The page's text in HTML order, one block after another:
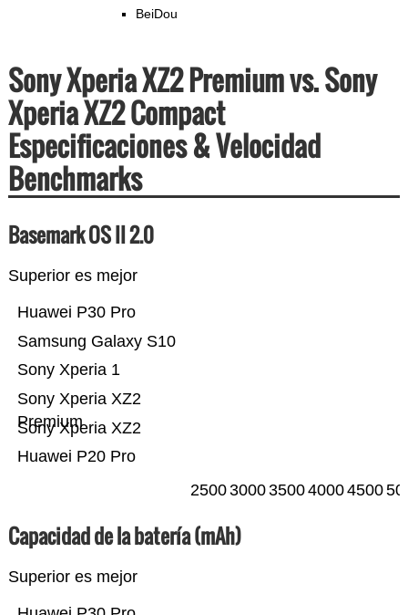
BeiDou
Sony Xperia XZ2 Premium vs. Sony
Xperia XZ2 Compact
Especificaciones & Velocidad
Benchmarks
Basemark OS II 2.0
Superior es mejor
Huawei P20 Pro
Sony Xperia XZ2
Sony Xperia XZ2
Premium
Sony Xperia 1
Samsung Galaxy S10
Huawei P30 Pro
25003000350040004500
Capacidad de la batería (mAh)
Superior es mejor